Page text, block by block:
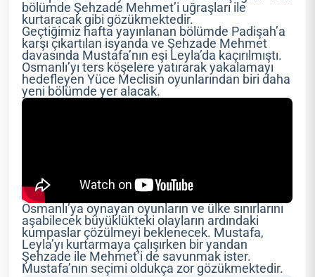
bölümde Şehzade Mehmet’i uğraşları ile
kurtaracak gibi gözükmektedir.
Geçtiğimiz hafta yayınlanan bölümde Padişah’a
karşı çıkartılan isyanda ve Şehzade Mehmet
davasında Mustafa’nın eşi Leyla’da kaçırılmıştı.
Osmanlı’yı ters köşelere yatırarak yakalamayı
hedefleyen Yüce Meclisin oyunlarından biri daha
yeni bölümde yer alacak.
Osmanlı’ya oynayan oyunların ve ülke sınırlarını
aşabilecek büyüklükteki olayların ardındaki
kumpaslar çözülmeyi beklenecek. Mustafa,
Leyla’yı kurtarmaya çalışırken bir yandan
Şehzade ile Mehmet’i de savunmak ister.
Mustafa’nın seçimi oldukça zor gözükmektedir.